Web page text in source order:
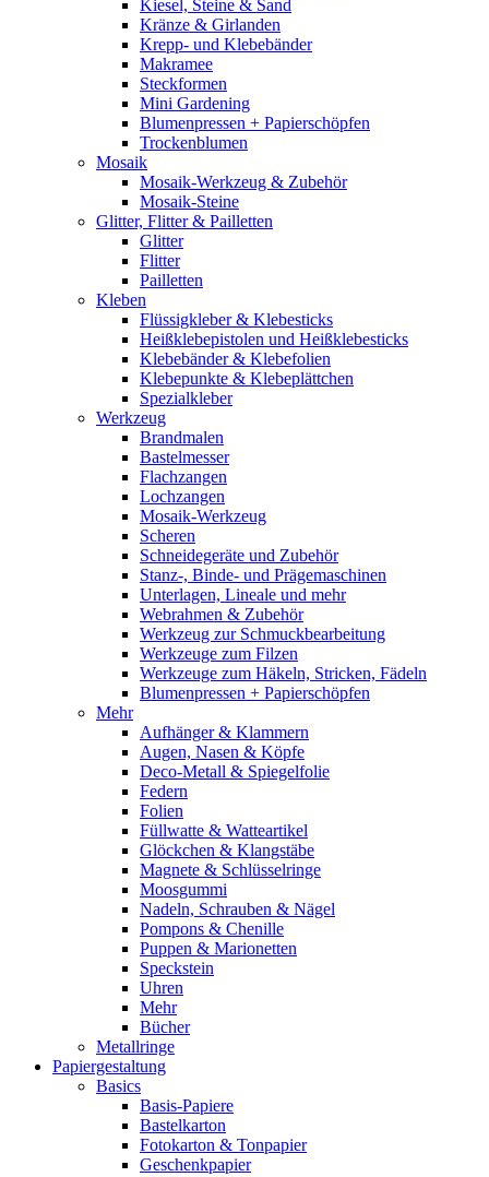
Kiesel, Steine & Sand
Kränze & Girlanden
Krepp- und Klebebänder
Makramee
Steckformen
Mini Gardening
Blumenpressen + Papierschöpfen
Trockenblumen
Mosaik
Mosaik-Werkzeug & Zubehör
Mosaik-Steine
Glitter, Flitter & Pailletten
Glitter
Flitter
Pailletten
Kleben
Flüssigkleber & Klebesticks
Heißklebepistolen und Heißklebesticks
Klebebänder & Klebefolien
Klebepunkte & Klebeplättchen
Spezialkleber
Werkzeug
Brandmalen
Bastelmesser
Flachzangen
Lochzangen
Mosaik-Werkzeug
Scheren
Schneidegeräte und Zubehör
Stanz-, Binde- und Prägemaschinen
Unterlagen, Lineale und mehr
Webrahmen & Zubehör
Werkzeug zur Schmuckbearbeitung
Werkzeuge zum Filzen
Werkzeuge zum Häkeln, Stricken, Fädeln
Blumenpressen + Papierschöpfen
Mehr
Aufhänger & Klammern
Augen, Nasen & Köpfe
Deco-Metall & Spiegelfolie
Federn
Folien
Füllwatte & Watteartikel
Glöckchen & Klangstäbe
Magnete & Schlüsselringe
Moosgummi
Nadeln, Schrauben & Nägel
Pompons & Chenille
Puppen & Marionetten
Speckstein
Uhren
Mehr
Bücher
Metallringe
Papiergestaltung
Basics
Basis-Papiere
Bastelkarton
Fotokarton & Tonpapier
Geschenkpapier